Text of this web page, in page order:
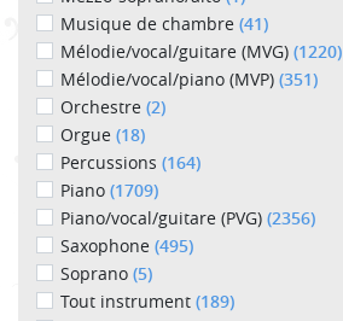
Musique de chambre (41)
Mélodie/vocal/guitare (MVG) (1220)
Mélodie/vocal/piano (MVP) (351)
Orchestre (2)
Orgue (18)
Percussions (164)
Piano (1709)
Piano/vocal/guitare (PVG) (2356)
Saxophone (495)
Soprano (5)
Tout instrument (189)